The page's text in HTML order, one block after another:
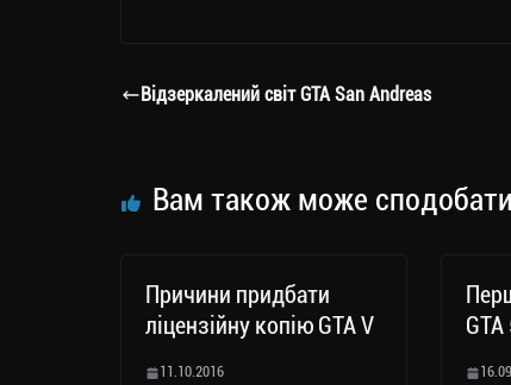
a
er ok Li ли
Відзеркалений світ GTA San Andreas
Вам також може
Причини придбати
ліцензійну копію GTA V
11.10.2016